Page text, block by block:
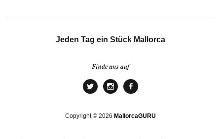
Jeden Tag ein Stück Mallorca
Finde uns auf
Copyright © 2026 MallorcaGURU